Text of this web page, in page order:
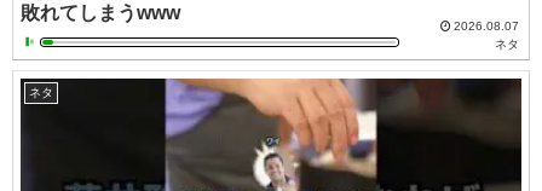
敗れてしまうwww
2026.08.07
ネタ
ネタ